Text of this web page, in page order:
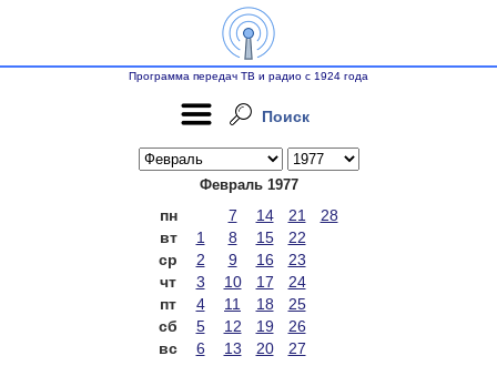
Программа передач ТВ и радио с 1924 года
Поиск
Февраль 1977
пн 7 14 21
28
вт
1 8 15
22
ср
2 9 16
23
чт
3 10 17
24
пт
4 11 18
25
сб
5 12 19
26
вс
6 13 20 27